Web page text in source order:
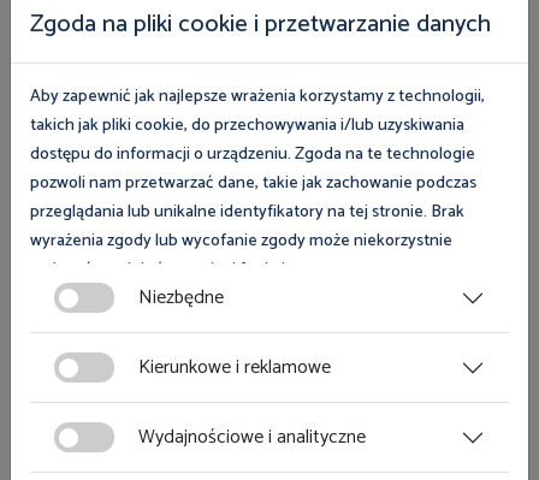
Galeria
Zobacz magazyn Inspektor Pracy
Zgoda na pliki cookie i przetwarzanie danych
Aby zapewnić jak najlepsze wrażenia korzystamy z technologii,
takich jak pliki cookie, do przechowywania i/lub uzyskiwania
dostępu do informacji o urządzeniu. Zgoda na te technologie
pozwoli nam przetwarzać dane, takie jak zachowanie podczas
przeglądania lub unikalne identyfikatory na tej stronie. Brak
wyrażenia zgody lub wycofanie zgody może niekorzystnie
wpłynąć na niektóre cechy i funkcje.
Zgoda na pliki cookies jest dobrowolna i można ją wycofać lub
zmodyfikować w dowolnym momencie klikając w przycisk
ciasteczka w lewym dolnym rogu strony. Więcej informacji
znajdziesz w
Niezbędne
Kierunkowe i reklamowe
Wydajnościowe i analityczne